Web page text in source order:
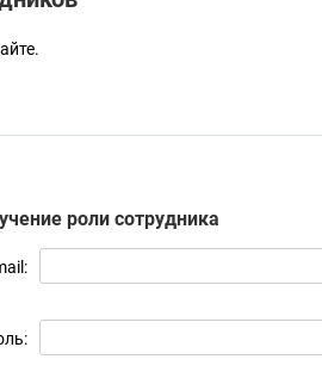
роли сотрудника